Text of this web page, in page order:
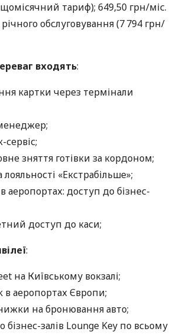
тариф); 649,50 грн/міс.
обслуговування (7 794 грн/
входять:
картки через термінали
зняття готівки за кордоном;
«Екстрабільше»;
аеропортах: доступ до бізнес-
доступ до каси;
:
на Київському вокзалі;
в аеропортах Європи;
на бронювання авто;
бізнес-залів Lounge Key по всьому